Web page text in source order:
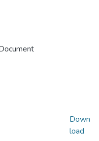
Down
load